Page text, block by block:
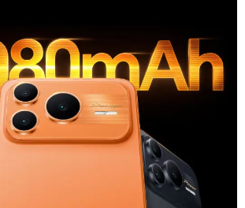
）,移动2G/联通2G（GSM ）
个Nano SIM卡
影像系统
万像素主摄+500万像素广角摄像头